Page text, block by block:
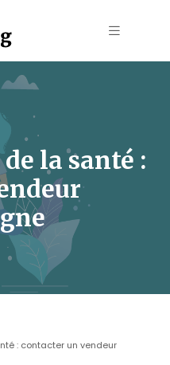
la santé :
: contacter un vendeur